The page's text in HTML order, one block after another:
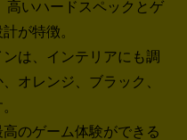
高いハードスペックとゲ
が特徴。
は、インテリアにも調
オレンジ、ブラック、
のゲーム体験ができる